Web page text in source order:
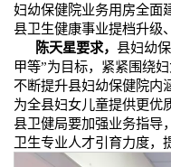
妇幼保健院业务用房全面
县卫生健康事业提档升级
陈天星要求， 县妇幼
甲等”为目标，紧紧围绕
不断提升县妇幼保健院内
为全县妇女儿童提供更优
县卫健局要加强业务指导
卫生专业人才引育力度，